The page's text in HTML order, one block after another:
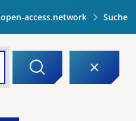
open-access.network Suche